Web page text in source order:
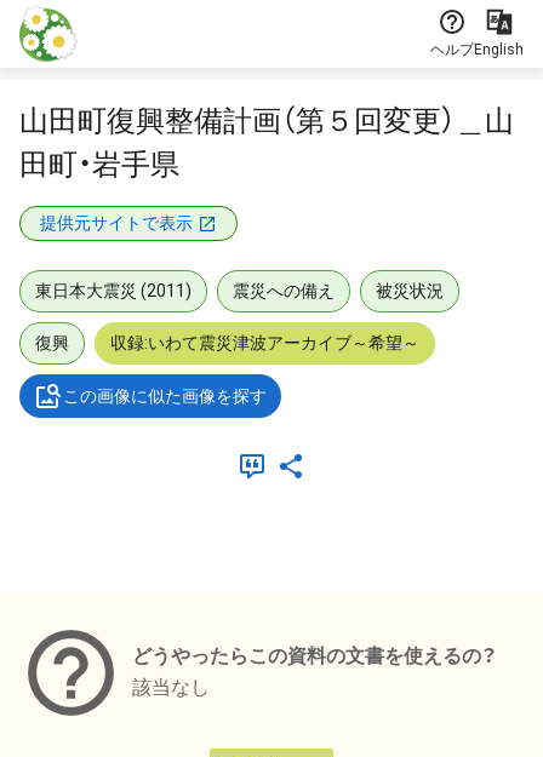
本文に飛ぶ
ヘルプEnglish
山田町復興整備計画（第５回変更）＿山
田町・岩手県
提供元サイトで表示
東日本大震災 (2011) 震災への備え 被災状況
復興 収録:いわて震災津波アーカイブ～希望～
この画像に似た画像を探す
どうやったらこの資料の文書を使えるの？
該当なし